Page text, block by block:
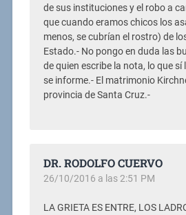
de sus instituciones y el robo a
que cuando eramos chicos los
menos, se cubrían el rostro) de
Estado.- No pongo en duda las
de quien escribe la nota, lo que sí
se informe.- El matrimonio
provincia de Santa Cruz.-
DR. RODOLFO CUERVO
26/10/2016 a las 2:51 PM
LA GRIETA ES ENTRE, LOS